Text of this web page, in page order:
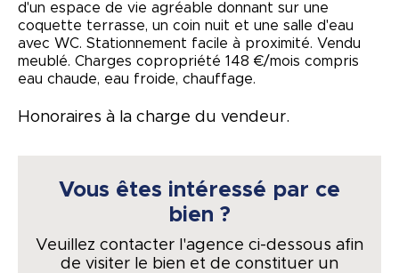
d'un espace de vie agréable donnant sur une
coquette terrasse, un coin nuit et une salle d'eau
avec WC. Stationnement facile à proximité. Vendu
meublé. Charges copropriété 148 €/mois compris
eau chaude, eau froide, chauffage.
Honoraires à la charge du vendeur.
Vous êtes intéressé par ce
bien ?
Veuillez contacter l'agence ci-dessous afin
de visiter le bien et de constituer un